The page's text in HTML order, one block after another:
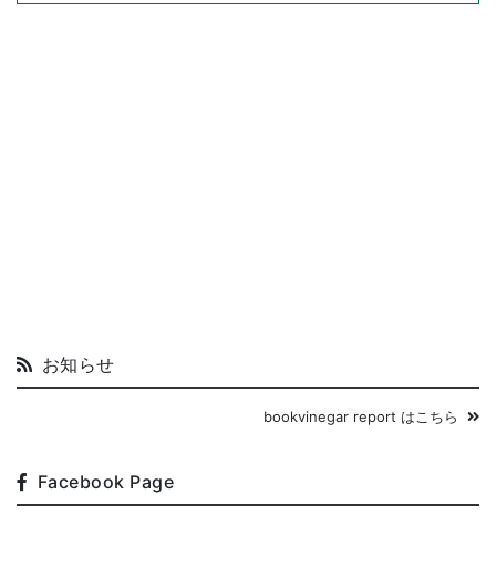
お知らせ
bookvinegar report はこちら
Facebook Page